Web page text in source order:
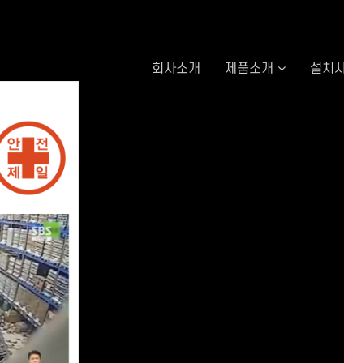
회사소개 제품소개 설치